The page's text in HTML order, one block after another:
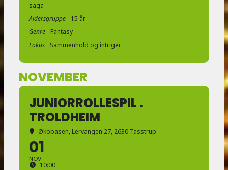
saga
Aldersgruppe
15 år
Genre
Fantasy
Fokus
Sammenhold og intriger
NOVEMBER
JUNIORROLLESPIL .
TROLDHEIM
Økobasen, Lervangen 27, 2630 Tasstrup
01
NOV
10:00